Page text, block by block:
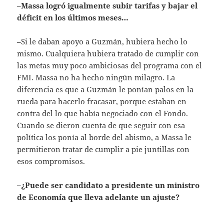
–Massa logró igualmente subir tarifas y bajar el
déficit en los últimos meses…
–Si le daban apoyo a Guzmán, hubiera hecho lo
mismo. Cualquiera hubiera tratado de cumplir con
las metas muy poco ambiciosas del programa con el
FMI. Massa no ha hecho ningún milagro. La
diferencia es que a Guzmán le ponían palos en la
rueda para hacerlo fracasar, porque estaban en
contra del lo que había negociado con el Fondo.
Cuando se dieron cuenta de que seguir con esa
política los ponía al borde del abismo, a Massa le
permitieron tratar de cumplir a pie juntillas con
esos compromisos.
–¿Puede ser candidato a presidente un ministro
de Economía que lleva adelante un ajuste?